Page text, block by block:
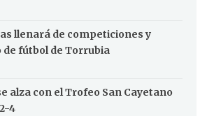
llenará de competiciones y
de fútbol de Torrubia
alza con el Trofeo San Cayetano
4